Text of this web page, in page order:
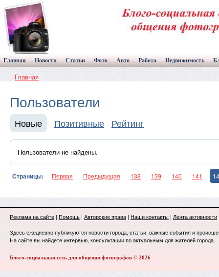
Главная Новости Статьи Фото Авто Работа Недвижимость
Главная
Пользователи
Новые Позитивные Рейтинг
Пользователи не найдены.
Страницы: Первая Предыдущая 138 139 140 141
Реклама на сайте | Помощь | Авторские права | Наши контакты | Лента активности
Здесь ежедневно публикуются новости города, статьи, важные события и
На сайте вы найдете интервью, консультации по актуальным для жителей города.
Блого-социальная сеть для общения фотографов © 2026